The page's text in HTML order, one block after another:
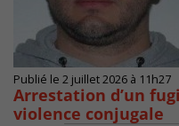
Publié le 2 juillet 2026 à 11h27
Arrestation d’un
violence conjugale